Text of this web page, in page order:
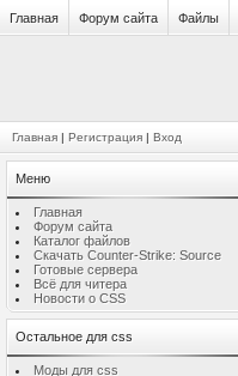
Главная Форум сайта Файлы
Главная | Регистрация | Вход
Меню
Главная
Форум сайта
Каталог файлов
Скачать Counter-Strike: Source
Готовые сервера
Всё для читера
Новости о CSS
Остальное для css
Моды для css